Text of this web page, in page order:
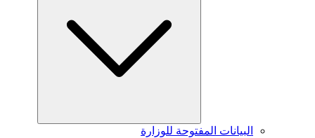
البيانات المفتوحة للوزارة